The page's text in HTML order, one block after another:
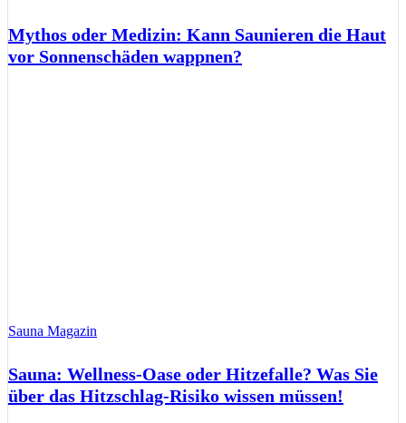
Mythos oder Medizin: Kann Saunieren die Haut
vor Sonnenschäden wappnen?
Sauna Magazin
Sauna: Wellness-Oase oder Hitzefalle? Was Sie
über das Hitzschlag-Risiko wissen müssen!